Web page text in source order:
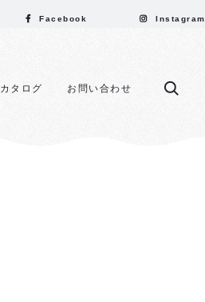
Facebook Instagram
カタログ お問い合わせ